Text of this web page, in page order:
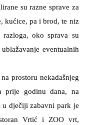
su razne sprave za
kućice, pa i brod, te niz
oko sprava su
eventualnih
prostoru nekadašnjeg
prije godinu dana, na
u dječiji zabavni park je
Vrtić i ZOO vrt,